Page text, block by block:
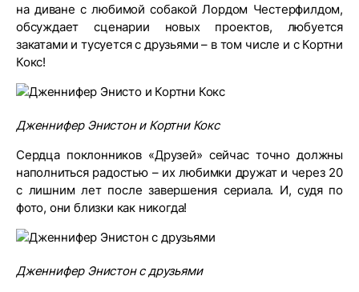
на диване с любимой собакой Лордом Честерфилдом,
обсуждает сценарии новых проектов, любуется
закатами и тусуется с друзьями – в том числе и с Кортни
Кокс!
Дженнифер Энистон и Кортни Кокс
Сердца поклонников «Друзей» сейчас точно должны
наполниться радостью – их любимки дружат и через 20
с лишним лет после завершения сериала. И, судя по
фото, они близки как никогда!
Дженнифер Энистон с друзьями